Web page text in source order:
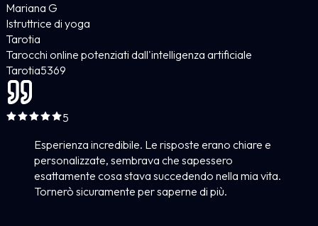
Mariana G
Istruttrice di yoga
Tarotia
Tarocchi online potenziati dall'intelligenza artificiale
Tarotia5369
5
Esperienza incredibile. Le risposte erano chiare e
personalizzate, sembrava che sapessero
esattamente cosa stava succedendo nella mia vita.
Tornerò sicuramente per saperne di più.